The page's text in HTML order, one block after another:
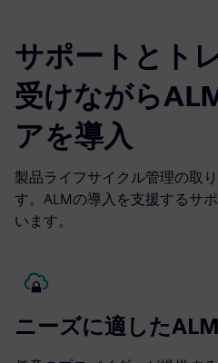
サポートとト
受けながら
アを導入
製品ライフサイクル管理の取
す。ALMの導入を支援するサ
います。
ニーズに適した